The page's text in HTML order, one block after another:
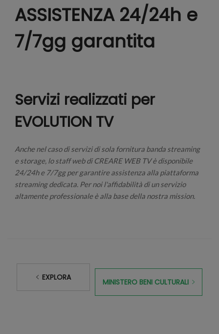
ASSISTENZA 24/24h e
7/7gg garantita
Servizi realizzati per
EVOLUTION TV
Anche nel caso di servizi di sola fornitura banda streaming
e storage, lo staff web di CREARE WEB TV è disponibile
24/24h e 7/7gg per garantire assistenza alla piattaforma
streaming dedicata. Per noi l'affidabilità di un servizio
altamente professionale è alla base della nostra mission.
EXPLORA MINISTERO BENI CULTURALI